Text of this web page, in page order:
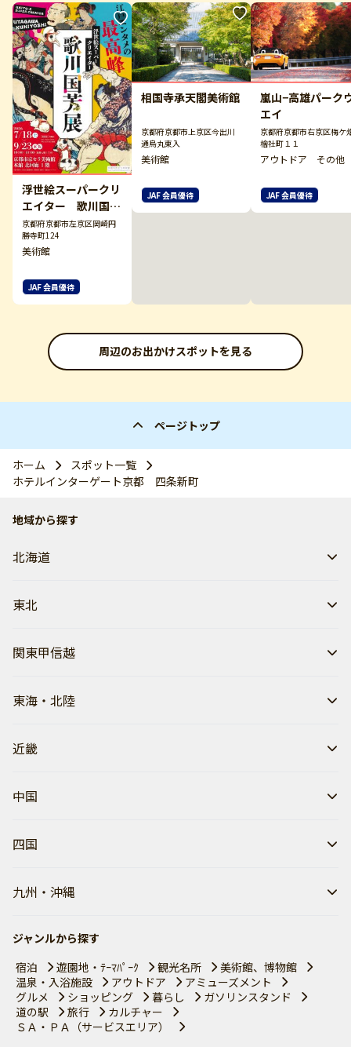
浮世絵スーパークリ
エイター 歌川国芳
展（京都市京セラ美
術館）
京都府京都市左京区岡崎円
勝寺町124
美術館
JAF 会員優待
相国寺承天閣美術館
京都府京都市上京区今出川
通烏丸東入
美術館
JAF 会員優待
嵐山−高雄パーク
エイ
京都府京都市右京区梅ケ
檜社町１１
アウトドア その他
JAF 会員優待
周辺のお出かけスポットを見る
ページトップ
ホーム
スポット一覧
ホテルインターゲート京都 四条新町
地域から探す
北海道
東北
関東甲信越
東海・北陸
近畿
中国
四国
九州・沖縄
ジャンルから探す
宿泊
遊園地・ﾃｰﾏﾊﾟｰｸ 観光名所
美術館、博物館
温泉・入浴施設
アウトドア
アミューズメント
グルメ
ショッピング 暮らし
ガソリンスタンド
道の駅
旅行
カルチャー
ＳＡ・ＰＡ（サービスエリア）